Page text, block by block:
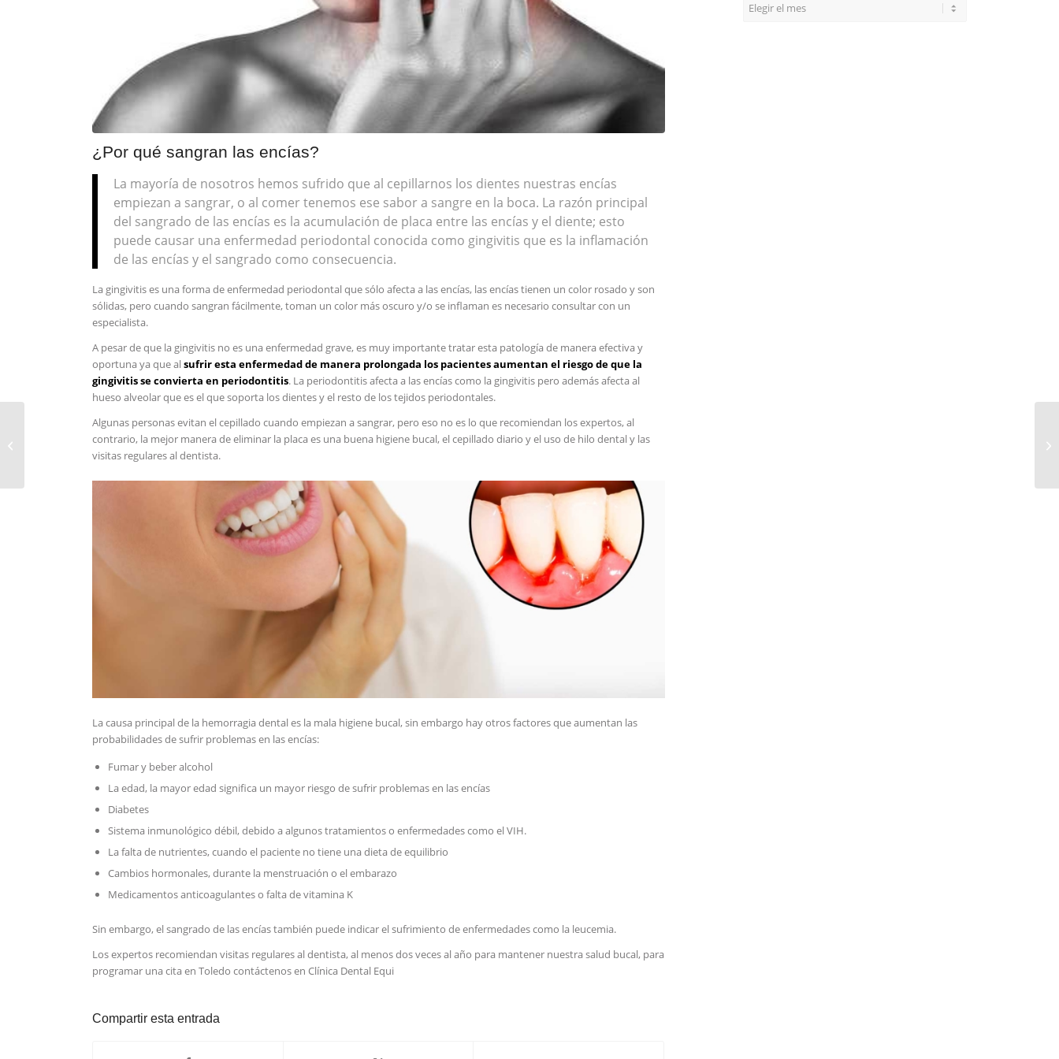
¿Por qué sangran las encías?
La mayoría de nosotros hemos sufrido que al cepillarnos los dientes nuestras encías
empiezan a sangrar, o al comer tenemos ese sabor a sangre en la boca. La razón principal
del sangrado de las encías es la acumulación de placa entre las encías y el diente; esto
puede causar una enfermedad periodontal conocida como gingivitis que es la inflamación
de las encías y el sangrado como consecuencia.
La gingivitis es una forma de enfermedad periodontal que sólo afecta a las encías, las encías tienen un color rosado y son
sólidas, pero cuando sangran fácilmente, toman un color más oscuro y/o se inflaman es necesario consultar con un
especialista.
A pesar de que la gingivitis no es una enfermedad grave, es muy importante tratar esta patología de manera efectiva y
oportuna ya que alsufrir esta enfermedad de manera prolongada los pacientes aumentan el riesgo de que la
gingivitis se convierta en periodontitis. La periodontitis afecta a las encías como la gingivitis pero además afecta al
hueso alveolar que es el que soporta los dientes y el resto de los tejidos periodontales.
Algunas personas evitan el cepillado cuando empiezan a sangrar, pero eso no es lo que recomiendan los expertos, al
contrario, la mejor manera de eliminar la placa es una buena higiene bucal, el cepillado diario y el uso de hilo dental y las
visitas regulares al dentista.
La causa principal de la hemorragia dental es la mala higiene bucal, sin embargo hay otros factores que aumentan las
probabilidades de sufrir problemas en las encías:
Fumar y beber alcohol
La edad, la mayor edad significa un mayor riesgo de sufrir problemas en las encías
Diabetes
Sistema inmunológico débil, debido a algunos tratamientos o enfermedades como el VIH.
La falta de nutrientes, cuando el paciente no tiene una dieta de equilibrio
Cambios hormonales, durante la menstruación o el embarazo
Medicamentos anticoagulantes o falta de vitamina K
Sin embargo, el sangrado de las encías también puede indicar el sufrimiento de enfermedades como la leucemia.
Los expertos recomiendan visitas regulares al dentista, al menos dos veces al año para mantener nuestra salud bucal, para
programar una cita en Toledo contáctenos en Clínica Dental Equi
Compartir esta entrada
Cómo la odontología
cosmética puede
ayudar a arreglar tus